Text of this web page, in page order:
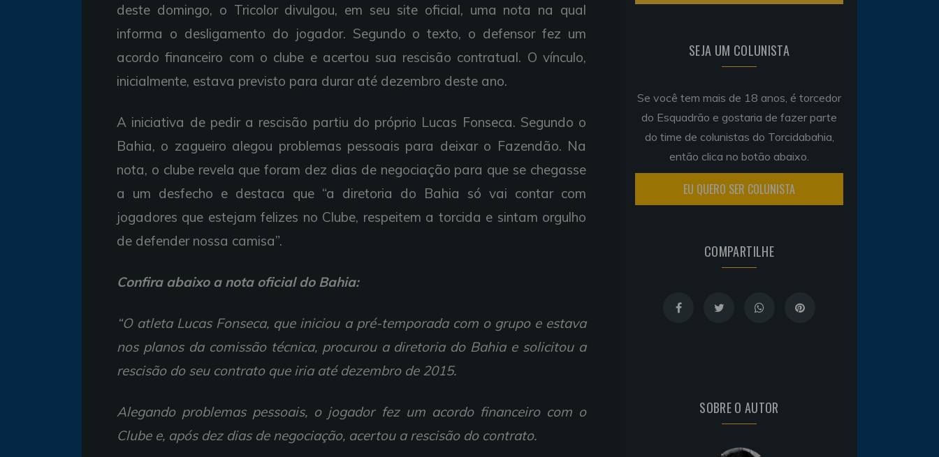
deste domingo, o Tricolor divulgou, em seu site oficial, uma nota na qual
informa o desligamento do jogador. Segundo o texto, o defensor fez um
acordo financeiro com o clube e acertou sua rescisão contratual. O vínculo,
inicialmente, estava previsto para durar até dezembro deste ano.
A iniciativa de pedir a rescisão partiu do próprio Lucas Fonseca. Segundo o
Bahia, o zagueiro alegou problemas pessoais para deixar o Fazendão. Na
nota, o clube revela que foram dez dias de negociação para que se chegasse
a um desfecho e destaca que “a diretoria do Bahia só vai contar com
jogadores que estejam felizes no Clube, respeitem a torcida e sintam orgulho
de defender nossa camisa”.
Confira abaixo a nota oficial do Bahia:
“O atleta Lucas Fonseca, que iniciou a pré-temporada com o grupo e estava
nos planos da comissão técnica, procurou a diretoria do Bahia e solicitou a
rescisão do seu contrato que iria até dezembro de 2015.
Alegando problemas pessoais, o jogador fez um acordo financeiro com o
Clube e, após dez dias de negociação, acertou a rescisão do contrato.
SEJA UM COLUNISTA
Se você tem mais de 18 anos, é torcedor
do Esquadrão e gostaria de fazer parte
do time de colunistas do Torcidabahia,
então clica no botão abaixo.
EU QUERO SER COLUNISTA
COMPARTILHE
SOBRE O AUTOR